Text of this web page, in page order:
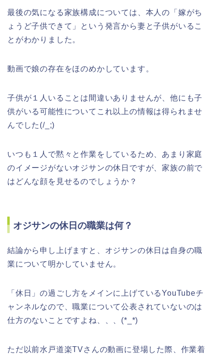
最後の気になる家族構成については、本人の「嫁がち
ょうど子供できて」という発言から妻と子供がいるこ
とがわかりました。
動画で娘の存在をほのめかしています。
子供が１人いることは間違いありませんが、他にも子
供がいる可能性についてこれ以上の情報は得られませ
んでした(/_;)
いつも１人で黙々と作業をしているため、あまり家庭
のイメージがないオジサンの休日ですが、家族の前で
はどんな顔を見せるのでしょうか？
オジサンの休日の職業は何？
結論から申し上げますと、オジサンの休日は自身の職
業について明かしていません。
「休日」の過ごし方をメインに上げているYouTubeチ
ャンネルなので、職業について公表されていないのは
仕方のないことですよね、、、(*_*)
ただ以前水戸道楽TVさんの動画に登場した際、作業着